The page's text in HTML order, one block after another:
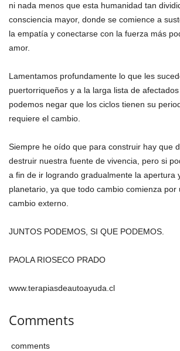
ni nada menos que esta humanidad tan
consciencia mayor, donde se comience a
la empatía y conectarse con la fuerza más
amor.
Lamentamos profundamente lo que les
puertorriqueños y a la larga lista de
podemos negar que los ciclos tienen su
requiere el cambio.
Siempre he oído que para construir hay que
destruir nuestra fuente de vivencia, pero si
a fin de ir logrando gradualmente la
planetario, ya que todo cambio comienza
cambio externo.
JUNTOS PODEMOS, SI QUE PODEMOS.
PAOLA RIOSECO PRADO
www.terapiasdeautoayuda.cl
Comments
comments